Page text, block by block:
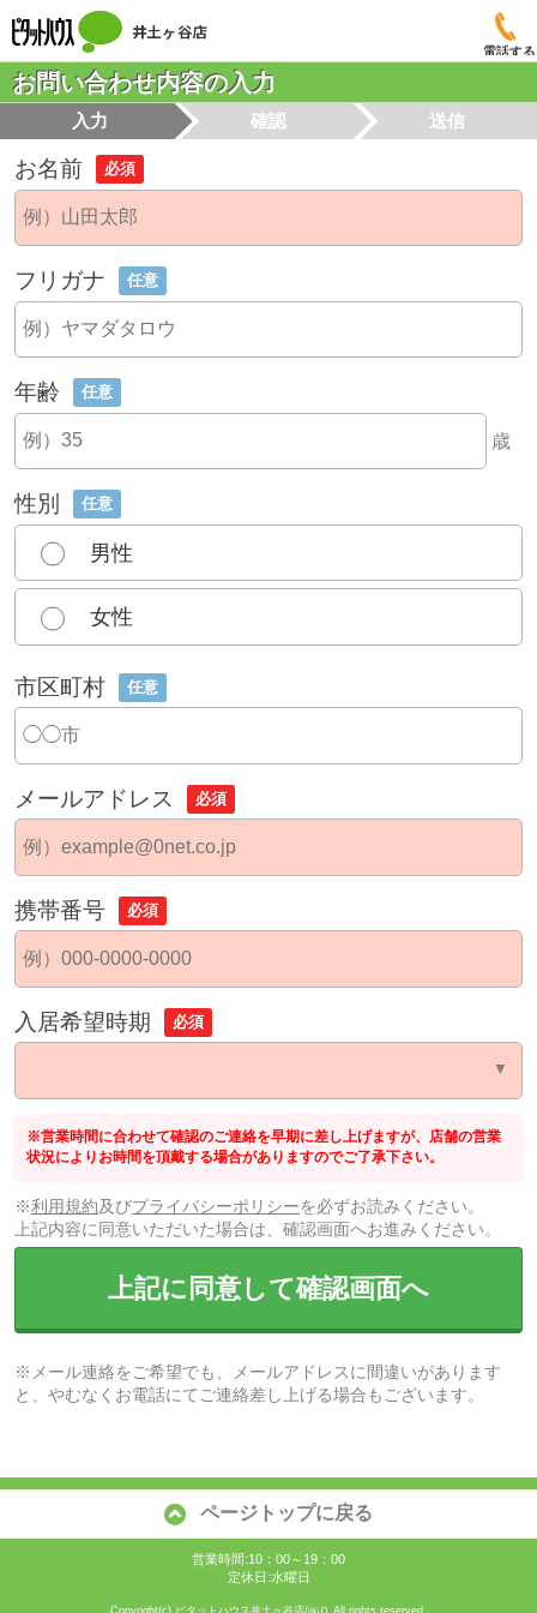
電話する
お問い合わせ内容の入力
入力 確認 送信
お名前 必須
フリガナ 任意
年齢 任意
歳
性別 任意
男性
女性
市区町村 任意
メールアドレス 必須
携帯番号 必須
入居希望時期 必須
※営業時間に合わせて確認のご連絡を早期に差し上げますが、店舗の営業
状況によりお時間を頂戴する場合がありますのでご了承下さい。
※利用規約及びプライバシーポリシーを必ずお読みください。
上記内容に同意いただいた場合は、確認画面へお進みください。
上記に同意して確認画面へ
※メール連絡をご希望でも、メールアドレスに間違いがあります
と、やむなくお電話にてご連絡差し上げる場合もございます。
ページトップに戻る
営業時間:10：00～19：00
定休日:水曜日